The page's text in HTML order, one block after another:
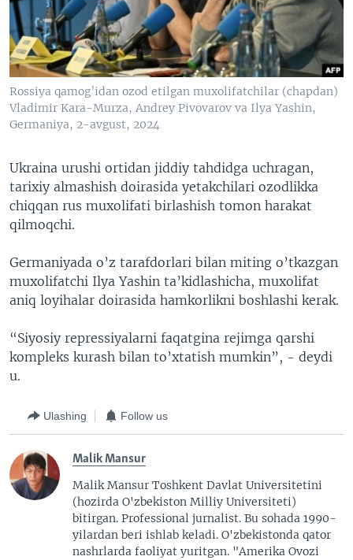
Rossiya qamog’idan ozod etilgan muxolifatchilar (chapdan)
Vladimir Kara-Murza, Andrey Pivovarov va Ilya Yashin,
Germaniya, 2-avgust, 2024
Ukraina urushi ortidan jiddiy tahdidga uchragan,
tarixiy almashish doirasida yetakchilari ozodlikka
chiqqan rus muxolifati birlashish tomon harakat
qilmoqchi.
Germaniyada o’z tarafdorlari bilan miting o’tkazgan
muxolifatchi Ilya Yashin ta’kidlashicha, muxolifat
aniq loyihalar doirasida hamkorlikni boshlashi kerak.
“Siyosiy repressiyalarni faqatgina rejimga qarshi
kompleks kurash bilan to’xtatish mumkin”, - deydi
u.
Ulashing Follow us
Malik Mansur
Malik Mansur Toshkent Davlat Universitetini
(hozirda O'zbekiston Milliy Universiteti)
bitirgan. Professional jurnalist. Bu sohada 1990-
yilardan beri ishlab keladi. O'zbekistonda qator
nashrlarda faoliyat yuritgan. "Amerika Ovozi